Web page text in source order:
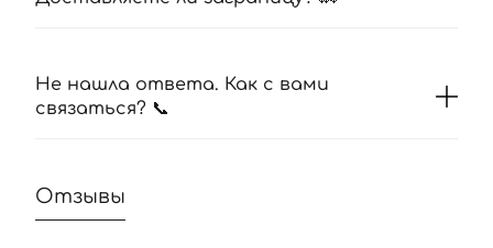
Не нашла ответа. Как с вами
связаться? 📞
Отзывы